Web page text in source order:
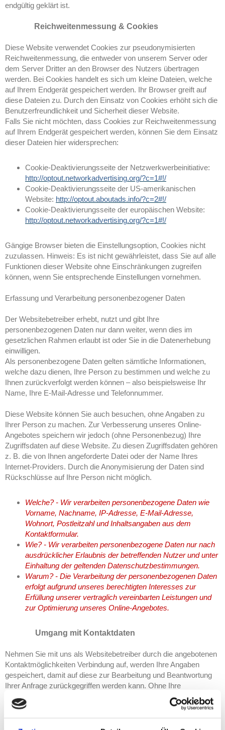
endgültig geklärt ist.
Reichweitenmessung & Cookies
Diese Website verwendet Cookies zur pseudonymisierten
Reichweitenmessung, die entweder von unserem Server oder
dem Server Dritter an den Browser des Nutzers übertragen
werden. Bei Cookies handelt es sich um kleine Dateien, welche
auf Ihrem Endgerät gespeichert werden. Ihr Browser greift auf
diese Dateien zu. Durch den Einsatz von Cookies erhöht sich die
Benutzerfreundlichkeit und Sicherheit dieser Website.
Falls Sie nicht möchten, dass Cookies zur Reichweitenmessung
auf Ihrem Endgerät gespeichert werden, können Sie dem Einsatz
dieser Dateien hier widersprechen:
Cookie-Deaktivierungsseite der Netzwerkwerbeinitiative:
http://optout.networkadvertising.org/?c=1#!/
Cookie-Deaktivierungsseite der US-amerikanischen
Website: http://optout.aboutads.info/?c=2#!/
Cookie-Deaktivierungsseite der europäischen Website:
http://optout.networkadvertising.org/?c=1#!/
Gängige Browser bieten die Einstellungsoption, Cookies nicht
zuzulassen. Hinweis: Es ist nicht gewährleistet, dass Sie auf alle
Funktionen dieser Website ohne Einschränkungen zugreifen
können, wenn Sie entsprechende Einstellungen vornehmen.
Erfassung und Verarbeitung personenbezogener Daten
Der Websitebetreiber erhebt, nutzt und gibt Ihre
personenbezogenen Daten nur dann weiter, wenn dies im
gesetzlichen Rahmen erlaubt ist oder Sie in die Datenerhebung
einwilligen.
Als personenbezogene Daten gelten sämtliche Informationen,
welche dazu dienen, Ihre Person zu bestimmen und welche zu
Ihnen zurückverfolgt werden können – also beispielsweise Ihr
Name, Ihre E-Mail-Adresse und Telefonnummer.
Diese Website können Sie auch besuchen, ohne Angaben zu
Ihrer Person zu machen. Zur Verbesserung unseres Online-
Angebotes speichern wir jedoch (ohne Personenbezug) Ihre
Zugriffsdaten auf diese Website. Zu diesen Zugriffsdaten gehören
z. B. die von Ihnen angeforderte Datei oder der Name Ihres
Internet-Providers. Durch die Anonymisierung der Daten sind
Rückschlüsse auf Ihre Person nicht möglich.
Welche? - Wir verarbeiten personenbezogene Daten wie
Vorname, Nachname, IP-Adresse, E-Mail-Adresse,
Wohnort, Postleitzahl und Inhaltsangaben aus dem
Kontaktformular.
Wie? - Wir verarbeiten personenbezogene Daten nur nach
ausdrücklicher Erlaubnis der betreffenden Nutzer und unter
Einhaltung der geltenden Datenschutzbestimmungen.
Warum? - Die Verarbeitung der personenbezogenen Daten
erfolgt aufgrund unseres berechtigten Interesses zur
Erfüllung unserer vertraglich vereinbarten Leistungen und
zur Optimierung unseres Online-Angebotes.
Umgang mit Kontaktdaten
Nehmen Sie mit uns als Websitebetreiber durch die angebotenen
Kontaktmöglichkeiten Verbindung auf, werden Ihre Angaben
gespeichert, damit auf diese zur Bearbeitung und Beantwortung
Ihrer Anfrage zurückgegriffen werden kann. Ohne Ihre
Einwilligung werden diese Daten nicht an Dritte weitergegeben.
Umgang mit Kommentaren und Beiträgen